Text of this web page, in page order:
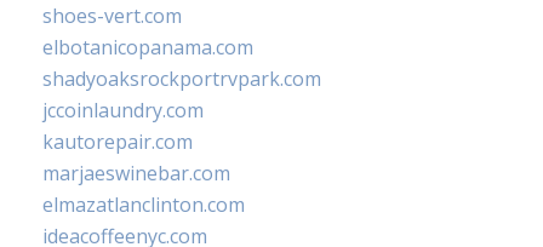
shoes-vert.com
elbotanicopanama.com
shadyoaksrockportrvpark.com
jccoinlaundry.com
kautorepair.com
marjaeswinebar.com
elmazatlanclinton.com
ideacoffeenyc.com